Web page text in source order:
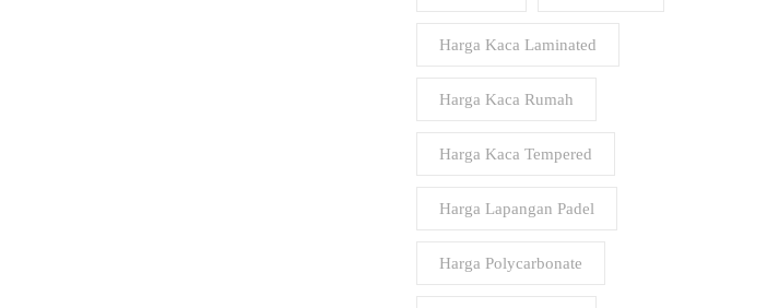
Harga Kaca Laminated
Harga Kaca Rumah
Harga Kaca Tempered
Harga Lapangan Padel
Harga Polycarbonate